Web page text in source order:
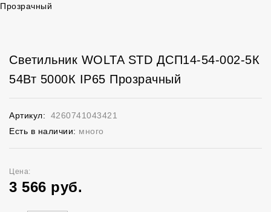
Прозрачный
Светильник WOLTA STD ДСП14-54-002-5К
54Вт 5000К IP65 Прозрачный
Артикул:
4260741043421
Есть в наличии: много
Цена:
3 566 руб.